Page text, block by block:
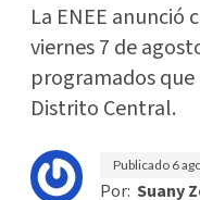
La ENEE anunció
viernes 7 de
programados
Distrito Central.
Publicado 6
Por: Suany